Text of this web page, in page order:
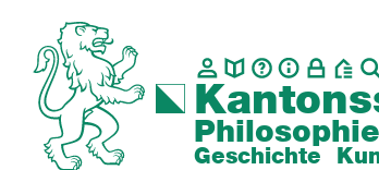
Philosophie
Geschichte